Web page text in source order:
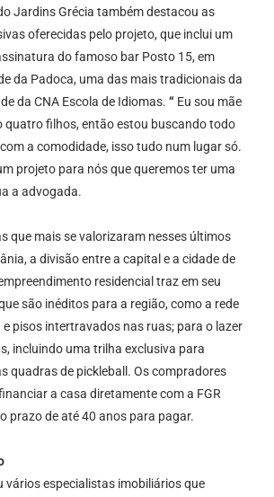
Jardins Grécia também destacou as
oferecidas pelo projeto, que inclui um
do famoso bar Posto 15, em
da Padoca, uma das mais tradicionais da
da CNA Escola de Idiomas. “ Eu sou mãe
quatro filhos, então estou buscando todo
a comodidade, isso tudo num lugar só.
projeto para nós que queremos ter uma
a advogada.
que mais se valorizaram nesses últimos
a divisão entre a capital e a cidade de
residencial traz em seu
são inéditos para a região, como a rede
pisos intertravados nas ruas; para o lazer
incluindo uma trilha exclusiva para
quadras de pickleball. Os compradores
a casa diretamente com a FGR
prazo de até 40 anos para pagar.
vários especialistas imobiliários que